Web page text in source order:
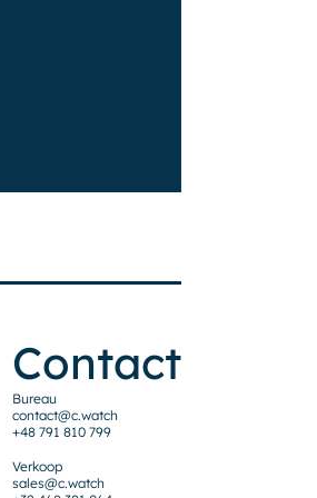
Contact
Bureau
contact@c.watch
+48 791 810 799
Verkoop
sales@c.watch